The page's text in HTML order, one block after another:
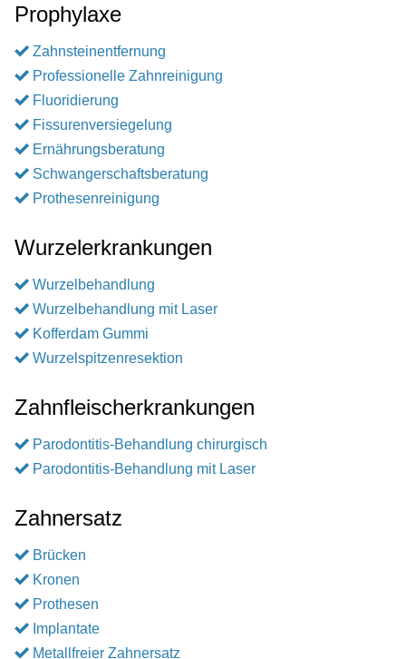
Prophylaxe
Zahnsteinentfernung
Professionelle Zahnreinigung
Fluoridierung
Fissurenversiegelung
Ernährungsberatung
Schwangerschaftsberatung
Prothesenreinigung
Wurzelerkrankungen
Wurzelbehandlung
Wurzelbehandlung mit Laser
Kofferdam Gummi
Wurzelspitzenresektion
Zahnfleischerkrankungen
Parodontitis-Behandlung chirurgisch
Parodontitis-Behandlung mit Laser
Zahnersatz
Brücken
Kronen
Prothesen
Implantate
Metallfreier Zahnersatz